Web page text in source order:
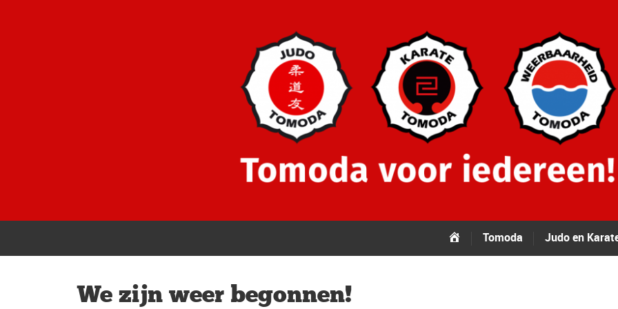
TomodaTomoda Judo en
We zijn weer begonnen!